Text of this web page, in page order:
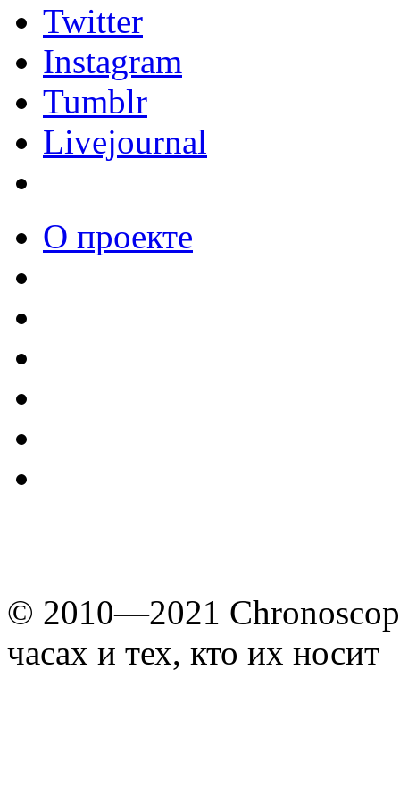
Twitter
Instagram
Tumblr
Livejournal
О проекте
© 2010—2021
часах и тех, кто их носит